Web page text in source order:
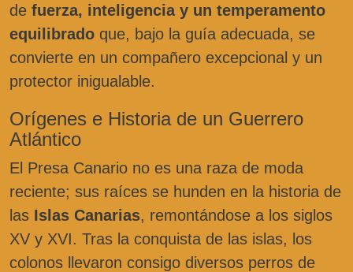
de fuerza, inteligencia y un temperamento
equilibrado que, bajo la guía adecuada, se
convierte en un compañero excepcional y un
protector inigualable.
Orígenes e Historia de un Guerrero
Atlántico
El Presa Canario no es una raza de moda
reciente; sus raíces se hunden en la historia de
las Islas Canarias, remontándose a los siglos
XV y XVI. Tras la conquista de las islas, los
colonos llevaron consigo diversos perros de